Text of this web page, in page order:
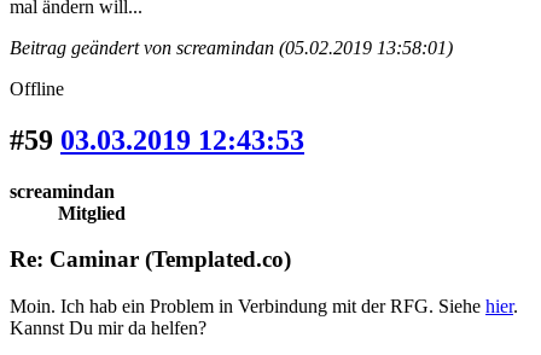
mal ändern will...
Beitrag geändert von screamindan (05.02.2019 13:58:01)
Offline
#59 03.03.2019 12:43:53
screamindan
Mitglied
Re: Caminar (Templated.co)
Moin. Ich hab ein Problem in Verbindung mit der RFG. Siehe hier.
Kannst Du mir da helfen?